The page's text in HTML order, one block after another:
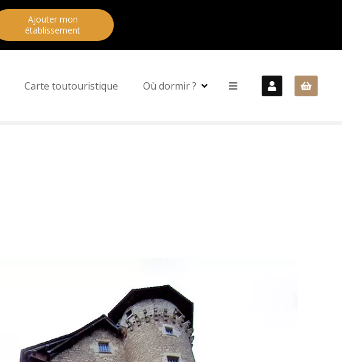
Ajouter mon
établissement
Carte toutouristique Où dormir ?